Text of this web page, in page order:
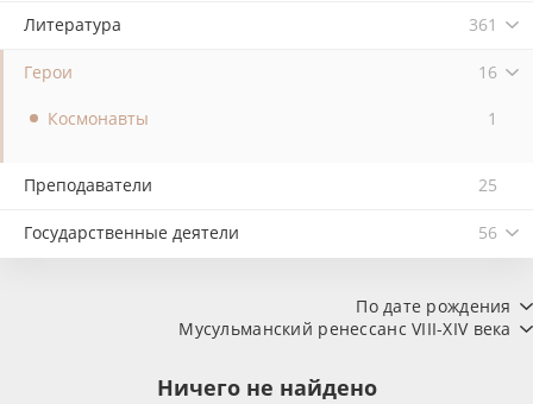
Литература 361
Герои 16
Космонавты 1
Преподаватели 25
Государственные деятели 56
По дате рождения
Мусульманский ренессанс VIII-XIV века
Ничего не найдено